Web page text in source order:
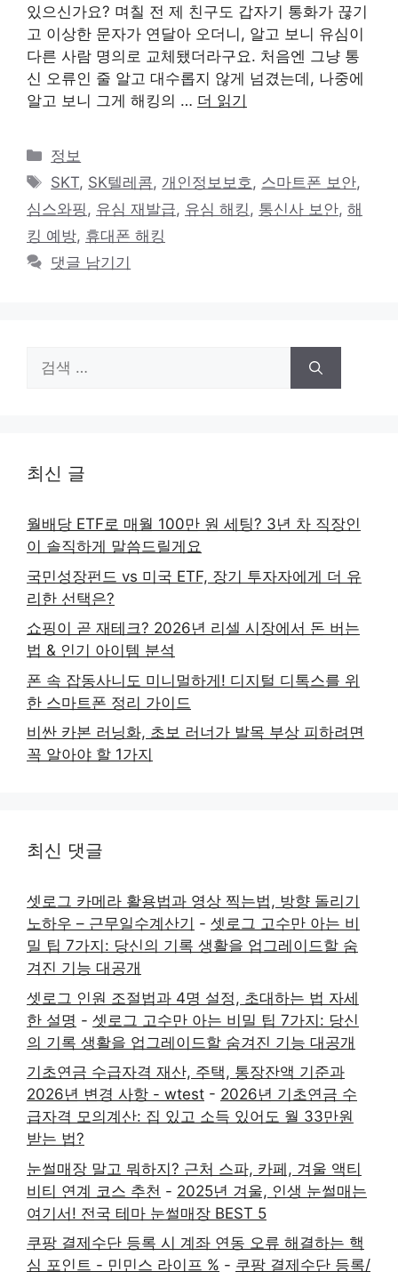
있으신가요? 며칠 전 제 친구도 갑자기 통화가 끊기
고 이상한 문자가 연달아 오더니, 알고 보니 유심이
다른 사람 명의로 교체됐더라구요. 처음엔 그냥 통
신 오류인 줄 알고 대수롭지 않게 넘겼는데, 나중에
알고 보니 그게 해킹의 … 더 읽기
카
테
리
정보
태
그
SKT, SK텔레콤, 개인정보보호, 스마트폰 보안,
심스와핑, 유심 재발급, 유심 해킹, 통신사 보안, 해
킹 예방, 휴대폰 해킹
댓글 남기기
색:
최신 글
월배당 ETF로 매월 100만 원 세팅? 3년 차 직장인
이 솔직하게 말씀드릴게요
국민성장펀드 vs 미국 ETF, 장기 투자자에게 더 유
리한 선택은?
쇼핑이 곧 재테크? 2026년 리셀 시장에서 돈 버는
법 & 인기 아이템 분석
폰 속 잡동사니도 미니멀하게! 디지털 디톡스를 위
한 스마트폰 정리 가이드
비싼 카본 러닝화, 초보 러너가 발목 부상 피하려면
꼭 알아야 할 1가지
최신 댓글
셋로그 카메라 활용법과 영상 찍는법, 방향 돌리기
노하우 – 근무일수계산기 - 셋로그 고수만 아는 비
밀 팁 7가지: 당신의 기록 생활을 업그레이드할 숨
겨진 기능 대공개
셋로그 인원 조절법과 4명 설정, 초대하는 법 자세
한 설명 - 셋로그 고수만 아는 비밀 팁 7가지: 당신
의 기록 생활을 업그레이드할 숨겨진 기능 대공개
기초연금 수급자격 재산, 주택, 통장잔액 기준과
2026년 변경 사항 - wtest - 2026년 기초연금 수
급자격 모의계산: 집 있고 소득 있어도 월 33만원
받는 법?
눈썰매장 말고 뭐하지? 근처 스파, 카페, 겨울 액티
비티 연계 코스 추천 - 2025년 겨울, 인생 눈썰매는
여기서! 전국 테마 눈썰매장 BEST 5
쿠팡 결제수단 등록 시 계좌 연동 오류 해결하는 핵
심 포인트 - 민민스 라이프 % - 쿠팡 결제수단 등록/